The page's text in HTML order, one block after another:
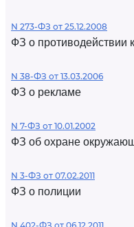
N 273-ФЗ от 25.12.2008
ФЗ о противодействии
N 38-ФЗ от 13.03.2006
ФЗ о рекламе
N 7-ФЗ от 10.01.2002
ФЗ об охране
N 3-ФЗ от 07.02.2011
ФЗ о полиции